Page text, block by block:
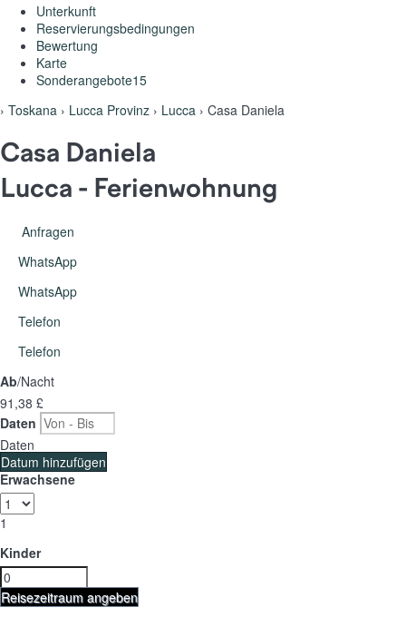
Unterkunft
Reservierungsbedingungen
Bewertung
Karte
Sonderangebote15
› Toskana › Lucca Provinz › Lucca › Casa Daniela
Casa Daniela
Lucca - Ferienwohnung
Anfragen
WhatsApp
WhatsApp
Telefon
Telefon
Ab/Nacht
91,38 £
Daten
Daten
Datum hinzufügen
Erwachsene
1
Kinder
Reisezeitraum angeben